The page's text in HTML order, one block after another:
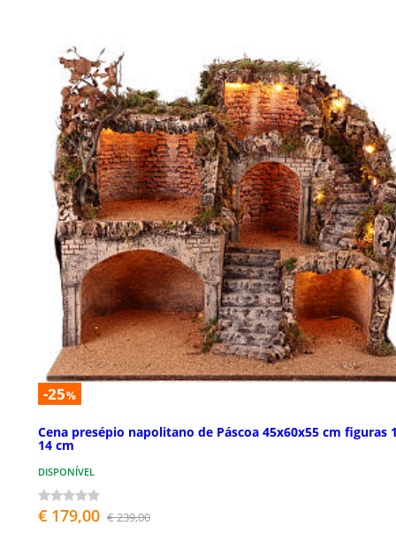
-25%
Cena presépio napolitano de Páscoa 45x60x55 cm figuras
14 cm
DISPONÍVEL
€ 179,00 € 239,00